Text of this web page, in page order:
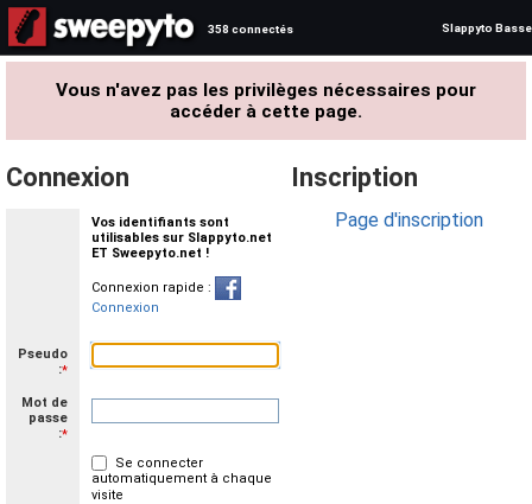
358 connectés Slappyto Basse
Vous n'avez pas les privilèges nécessaires pour
accéder à cette page.
Connexion
Vos identifiants sont
utilisables sur Slappyto.net
ET Sweepyto.net !
Connexion rapide :
Connexion
Pseudo
:*
Mot de
passe
:*
Se connecter
automatiquement à chaque
visite
Inscription
Page d'inscription